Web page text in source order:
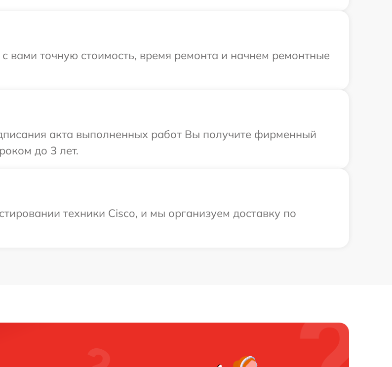
вами точную стоимость, время ремонта и начнем ремонтные
акта выполненных работ Вы получите фирменный
до 3 лет.
техники Cisco, и мы организуем доставку по